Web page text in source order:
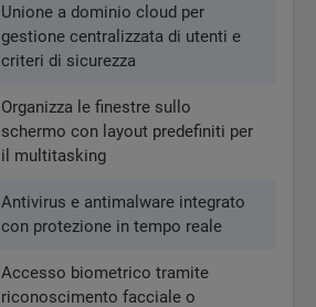
Unione a dominio cloud per
gestione centralizzata di utenti e
criteri di sicurezza
Organizza le finestre sullo
schermo con layout predefiniti per
il multitasking
Antivirus e antimalware integrato
con protezione in tempo reale
Accesso biometrico tramite
riconoscimento facciale o